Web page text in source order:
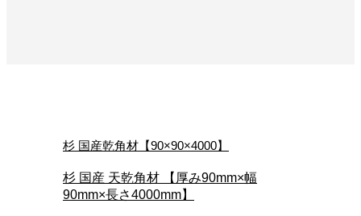
杉 国産乾角材【90×90×4000】
杉 国産 天乾角材 【厚み90mm×幅
90mm×長さ4000mm】